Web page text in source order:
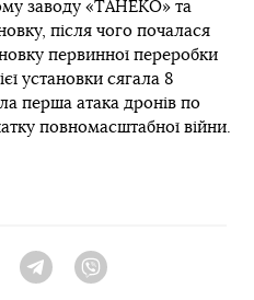
заводу «ТАНЕКО» та
після чого почалася
первинної переробки
установки сягала 8
перша атака дронів по
повномасштабної війни.
Twitter Telegram